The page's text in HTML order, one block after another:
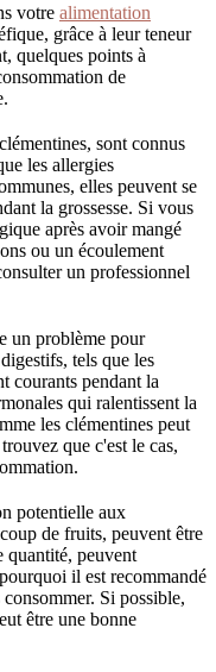
votre alimentation
grâce à leur teneur
quelques points à
de
sont connus
les allergies
elles peuvent se
la grossesse. Si vous
après avoir mangé
ou un écoulement
un professionnel
un problème pour
tels que les
courants pendant la
qui ralentissent la
les clémentines peut
que c'est le cas,
potentielle aux
de fruits, peuvent être
quantité, peuvent
il est recommandé
Si possible,
être une bonne